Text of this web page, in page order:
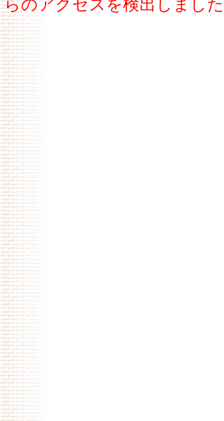
らのアクセスを検出しまし